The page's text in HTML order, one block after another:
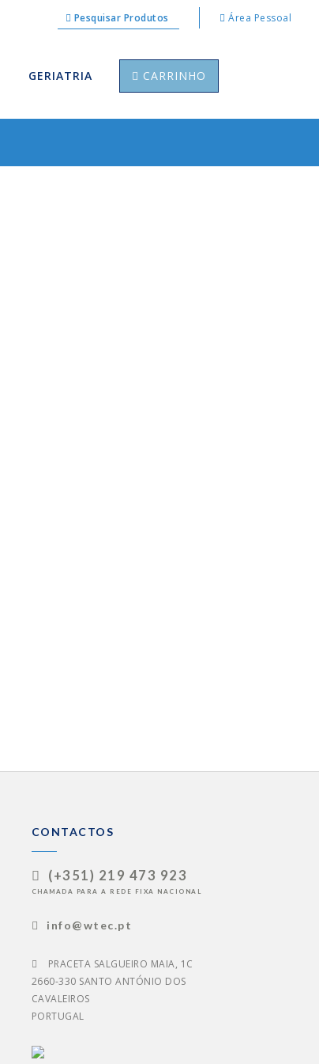
Pesquisar Produtos Área Pessoal
GERIATRIA CARRINHO
CONTACTOS
(+351) 219 473 923
CHAMADA PARA A REDE FIXA NACIONAL
info@wtec.pt
PRACETA SALGUEIRO MAIA, 1C
2660-330 SANTO ANTÓNIO DOS
CAVALEIROS
PORTUGAL